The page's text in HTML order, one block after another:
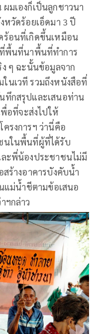
มเองก็เป็นลูกชาวนา
วัดร้อยเอ็ดมา 3 ปี
อนที่เกิดขึ้นเหมือน
พื้นที่นาพื้นที่ทำการ
ๆ ฉะนั้นข้อมูลจาก
นเวที รวมถึงหนังสือที่
ทึกสรุปและเสนอท่าน
พื่อที่จะส่งไปให้
รงการฯ ว่านี่คือ
นในพื้นที่ผู้ที่ได้รับ
ะพี่น้องประชาชนไม่มี
ร้างอาคารบังคับน้ำ
แม่น้ำชีตามข้อเสนอ
ฯกล่าว